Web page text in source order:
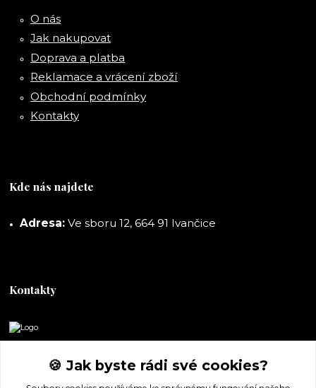
O nás
Jak nakupovat
Doprava a platba
Reklamace a vrácení zboží
Obchodní podmínky
Kontakty
Kde nás najdete
Adresa: Ve sboru 12, 664 91 Ivančice
Kontakty
+420 777 247 722
🍪 Jak byste rádi své cookies?